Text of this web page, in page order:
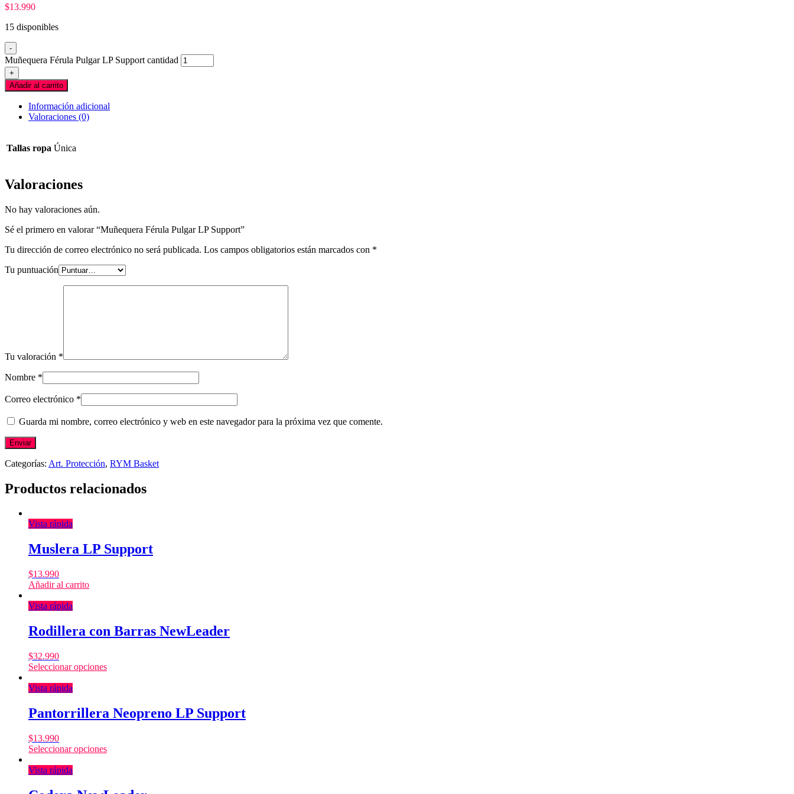
$13.990
15 disponibles
-
Muñequera Férula Pulgar LP Support cantidad
+
Añadir al carrito
Información adicional
Valoraciones (0)
Tallas ropa Única
Valoraciones
No hay valoraciones aún.
Sé el primero en valorar “Muñequera Férula Pulgar LP Support”
Tu dirección de correo electrónico no será publicada. Los campos obligatorios están marcados con *
Tu puntuación
Tu valoración *
Nombre *
Correo electrónico *
Guarda mi nombre, correo electrónico y web en este navegador para la próxima vez que comente.
Categorías: Art. Protección, RYM Basket
Productos relacionados
Vista rápida
Muslera LP Support
$13.990
Añadir al carrito
Vista rápida
Rodillera con Barras NewLeader
$32.990
Seleccionar opciones
Vista rápida
Pantorrillera Neopreno LP Support
$13.990
Seleccionar opciones
Vista rápida